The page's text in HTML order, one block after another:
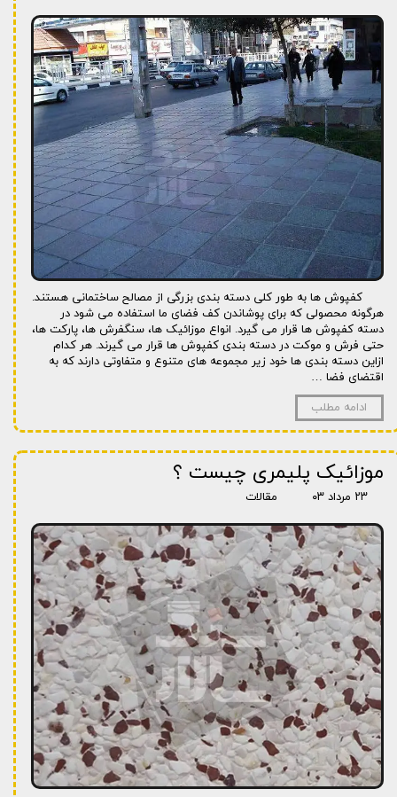
کفپوش ها به طور کلی دسته بندی بزرگی از مصالح ساختمانی هستند.
هرگونه محصولی که برای پوشاندن کف فضای ما استفاده می شود در
دسته کفپوش ها قرار می گیرد. انواع موزائیک ها، سنگفرش ها، پارکت ها،
حتی فرش و موکت در دسته بندی کفپوش ها قرار می گیرند. هر کدام
ازاین دسته بندی ها خود زیر مجموعه های متنوع و متفاوتی دارند که به
اقتضای فضا …
ادامه مطلب
موزائیک پلیمری چیست ؟
۲۳ مرداد ۰۳ مقالات